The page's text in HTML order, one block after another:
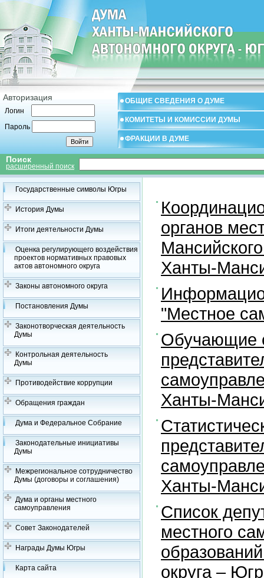
Авторизация
Логин
Пароль
ОБЩИЕ СВЕДЕНИЯ О ДУМЕ
КОМИТЕТЫ И КОМИССИИ ДУМЫ
ФРАКЦИИ В ДУМЕ
Поиск
расширенный поиск
Государственные символы Югры
История Думы
Итоги деятельности Думы
Оценка регулирующего воздействия
проектов нормативных правовых
актов автономного округа
Законы автономного округа
Постановления Думы
Законотворческая деятельность
Думы
Контрольная деятельность
Думы
Противодействие коррупции
Обращения граждан
Дума и Федеральное Собрание
Законодательные инициативы
Думы
Межрегиональное сотрудничество
Думы (договоры и соглашения)
Дума и органы местного
самоуправления
Совет Законодателей
Награды Думы Югры
Карта сайта
органов
Ханты-
"Местное
Обучающие
Ханты-
Ханты-
Список
местного
округа –